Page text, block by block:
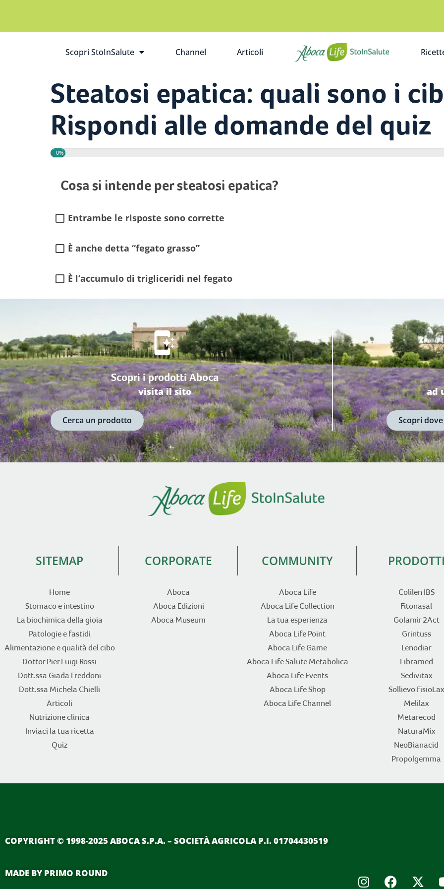
Apri il sottomenù
Scopri StoInSalute Channel Articoli
Steatosi epatica: quali sono i
Rispondi alle domande del quiz
0%
Cosa si intende per steatosi epatica?
Entrambe le risposte sono corrette
È anche detta “fegato grasso”
È l’accumulo di trigliceridi nel fegato
Scopri i prodotti Aboca
visita il sito
Cerca un prodotto
ad
Scopri
SITEMAP
Home
Stomaco e intestino
La biochimica della gioia
Patologie e fastidi
Alimentazione e qualità del cibo
Dottor Pier Luigi Rossi
Dott.ssa Giada Freddoni
Dott.ssa Michela Chielli
Articoli
Nutrizione clinica
Inviaci la tua ricetta
Quiz
CORPORATE
Aboca
Aboca Edizioni
Aboca Museum
COMMUNITY
Aboca Life
Aboca Life Collection
La tua esperienza
Aboca Life Point
Aboca Life Game
Aboca Life Salute Metabolica
Aboca Life Events
Aboca Life Shop
Aboca Life Channel
Colilen IBS
Fitonasal
Golamir 2Act
Grintuss
Lenodiar
Libramed
Sedivitax
Sollievo FisioLax
Melilax
Metarecod
NaturaMix
NeoBianacid
Propolgemma
COPYRIGHT© 1998-2025 ABOCA S.P.A. – SOCIETÀ AGRICOLA P.I. 01704430519
MADE BY PRIMO ROUND